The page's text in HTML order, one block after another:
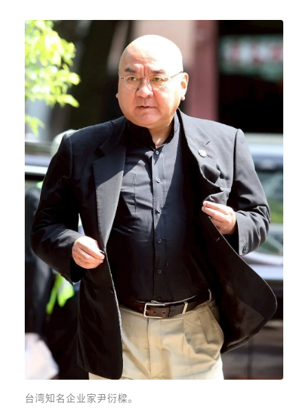
台湾知名企业家尹衍樑。